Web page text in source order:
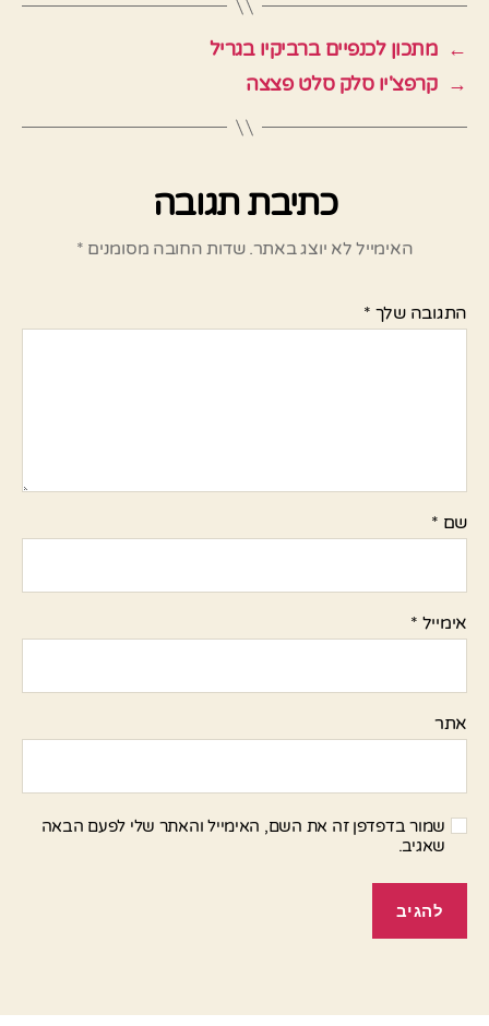
← מתכון לכנפיים ברביקיו בגריל
→ קרפצ'יו סלק סלט פצצה
כתיבת תגובה
האימייל לא יוצג באתר. שדות החובה מסומנים *
התגובה שלך *
שם *
אימייל *
אתר
שמור בדפדפן זה את השם, האימייל והאתר שלי לפעם הבאה
שאגיב.